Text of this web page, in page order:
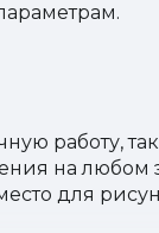
работу,
на любом
для